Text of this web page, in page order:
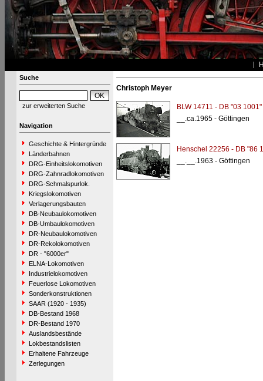
Suche
zur erweiterten Suche
Navigation
Geschichte & Hintergründe
Länderbahnen
DRG-Einheitslokomotiven
DRG-Zahnradlokomotiven
DRG-Schmalspurlok.
Kriegslokomotiven
Verlagerungsbauten
DB-Neubaulokomotiven
DB-Umbaulokomotiven
DR-Neubaulokomotiven
DR-Rekolokomotiven
DR - "6000er"
ELNA-Lokomotiven
Industrielokomotiven
Feuerlose Lokomotiven
Sonderkonstruktionen
SAAR (1920 - 1935)
DB-Bestand 1968
DR-Bestand 1970
Auslandsbestände
Lokbestandslisten
Erhaltene Fahrzeuge
Zerlegungen
Christoph Meyer
BLW 14711 - DB "03 1001"
__.ca.1965 - Göttingen
Henschel 22256 - DB "86
__.__.1963 - Göttingen